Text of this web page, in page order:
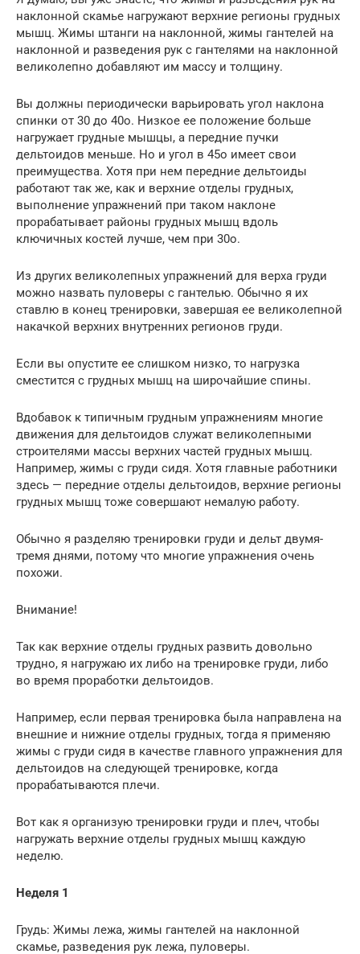
наклонной скамье нагружают верхние регионы грудных
мышц. Жимы штанги на наклонной, жимы гантелей на
наклонной и разведения рук с гантелями на наклонной
великолепно добавляют им массу и толщину.
Вы должны периодически варьировать угол наклона
спинки от 30 до 40о. Низкое ее положение больше
нагружает грудные мышцы, а передние пучки
дельтоидов меньше. Но и угол в 45о имеет свои
преимущества. Хотя при нем передние дельтоиды
работают так же, как и верхние отделы грудных,
выполнение упражнений при таком наклоне
прорабатывает районы грудных мышц вдоль
ключичных костей лучше, чем при 30о.
Из других великолепных упражнений для верха груди
можно назвать пуловеры с гантелью. Обычно я их
ставлю в конец тренировки, завершая ее великолепной
накачкой верхних внутренних регионов груди.
Если вы опустите ее слишком низко, то нагрузка
сместится с грудных мышц на широчайшие спины.
Вдобавок к типичным грудным упражнениям многие
движения для дельтоидов служат великолепными
строителями массы верхних частей грудных мышц.
Например, жимы с груди сидя. Хотя главные работники
здесь — передние отделы дельтоидов, верхние регионы
грудных мышц тоже совершают немалую работу.
Обычно я разделяю тренировки груди и дельт двумя-
тремя днями, потому что многие упражнения очень
похожи.
Внимание!
Так как верхние отделы грудных развить довольно
трудно, я нагружаю их либо на тренировке груди, либо
во время проработки дельтоидов.
Например, если первая тренировка была направлена на
внешние и нижние отделы грудных, тогда я применяю
жимы с груди сидя в качестве главного упражнения для
дельтоидов на следующей тренировке, когда
прорабатываются плечи.
Вот как я организую тренировки груди и плеч, чтобы
нагружать верхние отделы грудных мышц каждую
неделю.
Неделя 1
Грудь: Жимы лежа, жимы гантелей на наклонной
скамье, разведения рук лежа, пуловеры.